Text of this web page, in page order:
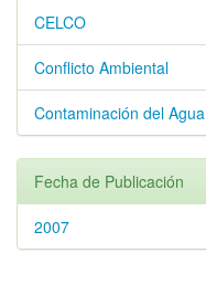
CELCO
Conflicto Ambiental
Contaminación del Agua
Fecha de Publicación
2007